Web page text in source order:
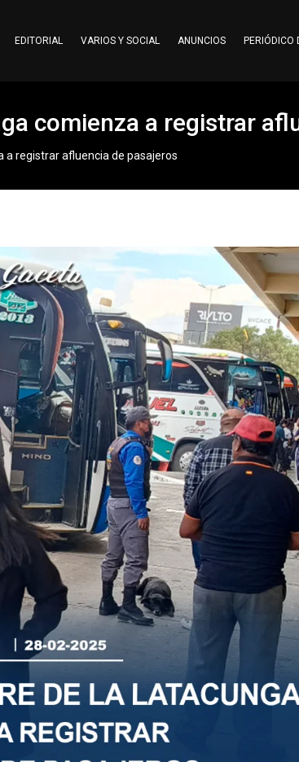
EDITORIAL VARIOS Y SOCIAL ANUNCIOS PERIÓDICO
comienza a registrar
registrar afluencia de pasajeros